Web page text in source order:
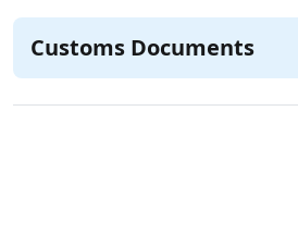
Customs Documents